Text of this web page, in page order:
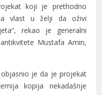
koji je prethodno
vlast u želji da oživi
rekao je generalni
Mustafa Amin,
je da je projekat
kopija nekadašnje